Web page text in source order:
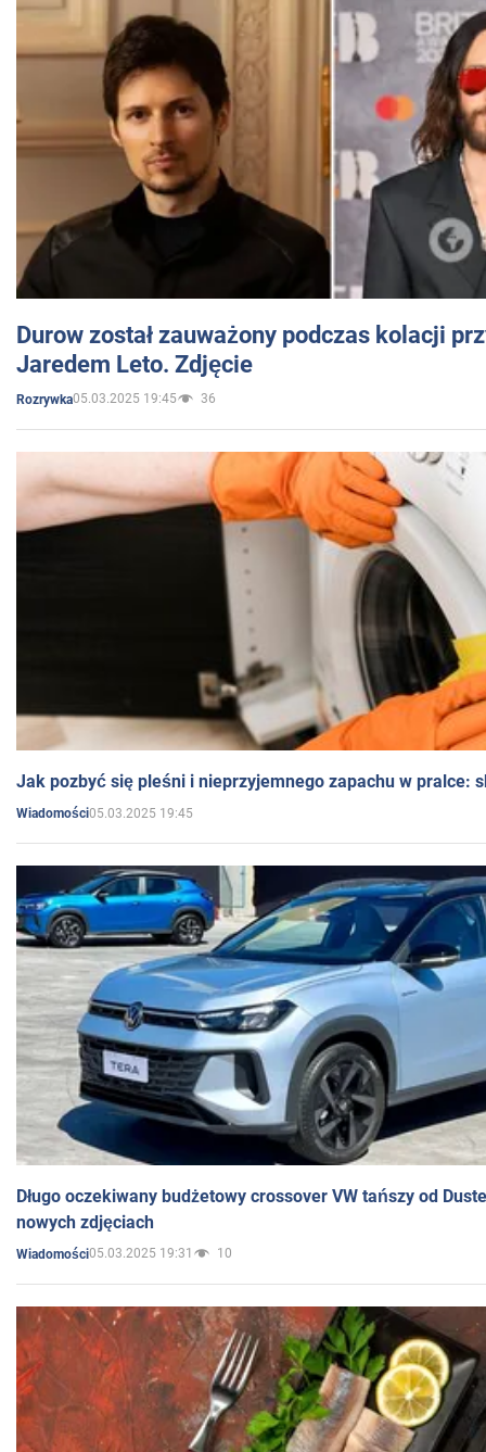
Durow został zauważony podczas kolacji
Jaredem Leto. Zdjęcie
Rozrywka05.03.2025 19:45 36
Jak pozbyć się pleśni i nieprzyjemnego zapachu w pralce:
Wiadomości05.03.2025 19:45
Długo oczekiwany budżetowy crossover VW tańszy od
nowych zdjęciach
Wiadomości05.03.2025 19:31 10